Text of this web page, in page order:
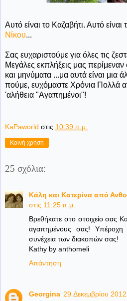
Αυτό είναι το Καζαβήτι. Αυτό είναι
Νίκου...
Σας ευχαριστούμε για όλες τις
Μεγάλες εκπλήξεις μας περίμεναν
και μηνύματα ...μα αυτά είναι μια
πούμε, ευχόμαστε Χρόνια Πολλά
'αλήθεια "Αγαπημένοι"!
KaPaworld στις 10:39 π.μ.
Κοινή χρήση
25 σχόλια:
Κάλη και Κατερίνα από
στις 11:25 π.μ.
Βρεθήκατε στο στοιχείο σας
αγαπημένους σας!
συνέχεια των διακοπών σας!
Kathy by anthomeli
Απάντηση
Georgina 29 Δεκεμβρίου